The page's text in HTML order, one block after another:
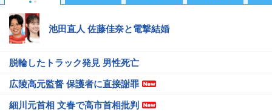
池田直人 佐藤佳奈と電撃結婚
脱輪したトラック発見 男性死亡
広陵高元監督 保護者に直接謝罪
細川元首相 文春で高市首相批判